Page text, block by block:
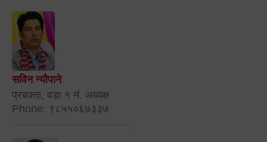
सविन न्यौपाने
प्रबक्ता, वडा १ नं. अध्यक्ष
Phone: ९८५५०६७३३७